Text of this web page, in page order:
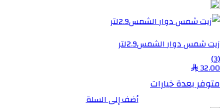
زيت شمس دوار الشمس2.9لتر
(3)
32.00
متوفر بعدة خيارات
أضف إلى السلة